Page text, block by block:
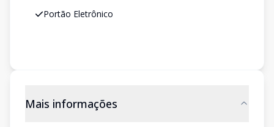
Portão Eletrônico
Mais informações